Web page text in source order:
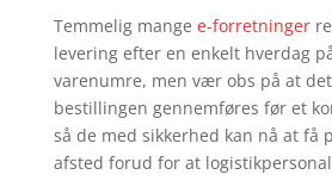
Temmelig mange e-forretninger
levering efter en enkelt hverdag
varenumre, men vær obs på at
bestillingen gennemføres før et
så de med sikkerhed kan nå at få
afsted forud for at